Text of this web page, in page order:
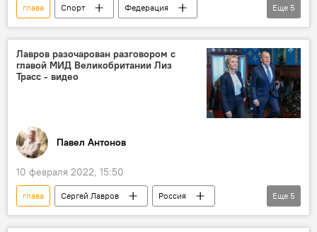
глава Спорт
Федерация
выборы
президент
Тяжелая атлетика
Инам Керимов
Будущее
Азербайджан
Еще 5
Лавров разочарован разговором с
главой МИД Великобритании Лиз
Трасс - видео
Павел Антонов
10 февраля 2022, 15:50
глава Сергей Лавров
Россия
МИД
МИД
МИД
Еще 5